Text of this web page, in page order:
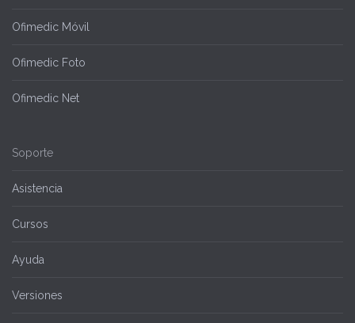
Ofimedic Móvil
Ofimedic Foto
Ofimedic Net
Soporte
Asistencia
Cursos
Ayuda
Versiones